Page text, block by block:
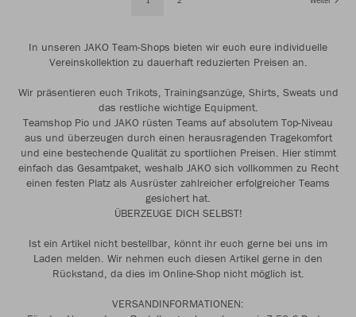
In unseren JAKO Team-Shops bieten wir euch eure individuelle
Vereinskollektion zu dauerhaft reduzierten Preisen an.
Wir präsentieren euch Trikots, Trainingsanzüge, Shirts, Sweats und
das restliche wichtige Equipment.
Teamshop Pio und JAKO rüsten Teams auf absolutem Top-Niveau
aus und überzeugen durch einen herausragenden Tragekomfort
und eine bestechende Qualität zu sportlichen Preisen. Hier stimmt
einfach das Gesamtpaket, weshalb JAKO sich vollkommen zu Recht
einen festen Platz als Ausrüster zahlreicher erfolgreicher Teams
gesichert hat.
ÜBERZEUGE DICH SELBST!
Ist ein Artikel nicht bestellbar, könnt ihr euch gerne bei uns im
Laden melden. Wir nehmen euch diesen Artikel gerne in den
Rückstand, da dies im Online-Shop nicht möglich ist.
VERSANDINFORMATIONEN: